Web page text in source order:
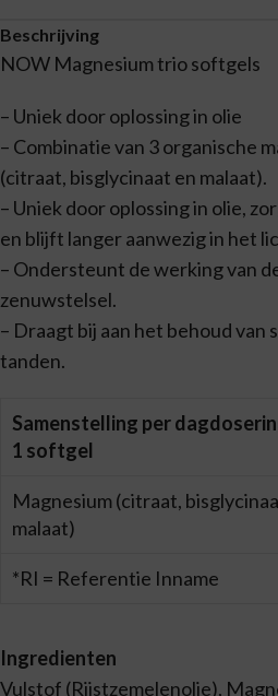
Beschrijving
NOW Magnesium trio softgels
– Uniek door oplossing in olie
– Combinatie van 3 organische
(citraat, bisglycinaat en malaat).
– Uniek door oplossing in olie,
en blijft langer aanwezig in het
– Ondersteunt de werking van
zenuwstelsel.
– Draagt bij aan het behoud van
tanden.
Samenstelling per
1 softgel
Magnesium (citraat,
malaat)
*RI = Referentie Inname
Ingredienten
Vulstof (Rijstzemelenolie),